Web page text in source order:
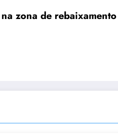
zona de